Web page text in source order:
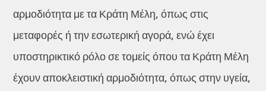
αρμοδιότητα με τα Κράτη Μέλη, όπως στις
μεταφορές ή την εσωτερική αγορά, ενώ έχει
υποστηρικτικό ρόλο σε τομείς όπου τα Κράτη Μέλη
έχουν αποκλειστική αρμοδιότητα, όπως στην υγεία,